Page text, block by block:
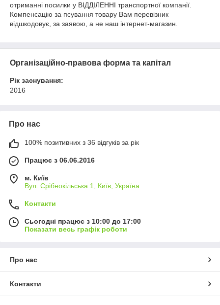
отриманні посилки у ВІДДІЛЕННІ транспортної компанії.
Компенсацію за псування товару Вам перевізник
відшкодовує, за заявою, а не наш інтернет-магазин.
Організаційно-правова форма та капітал
Рік заснування:
2016
Про нас
100% позитивних з 36 відгуків за рік
Працює з 06.06.2016
м. Київ
Вул. Срібнокільська 1, Київ, Україна
Контакти
Сьогодні працює з 10:00 до 17:00
Показати весь графік роботи
Про нас
Контакти